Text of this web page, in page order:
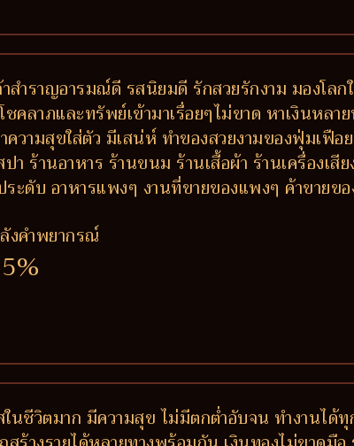
สำราญอารมณ์ดี รสนิยมดี รักสวยรักงาม มองโล
ลาภและทรัพย์เข้ามาเรื่อยๆไม่ขาด หาเงินหลา
วามสุขใส่ตัว มีเสน่ห์ ทำของสวยงามของฟุ่มเฟื
ปา ร้านอาหาร ร้านขนม ร้านเสื้อผ้า ร้านเครื่อง
ระดับ อาหารแพงๆ งานที่ขายของแพงๆ ค้าขาย
งคำพยากรณ์
นชีวิตมาก มีความสุข ไม่มีตกต่ำอับจน ทำงานได้